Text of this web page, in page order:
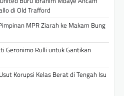
di Old Trafford
MPR Ziarah ke Makam Bung
Geronimo Rulli untuk Gantikan
Korupsi Kelas Berat di Tengah Isu